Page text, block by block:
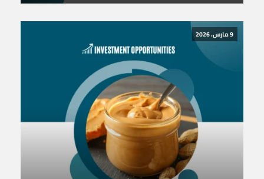
9 مارس، 2026